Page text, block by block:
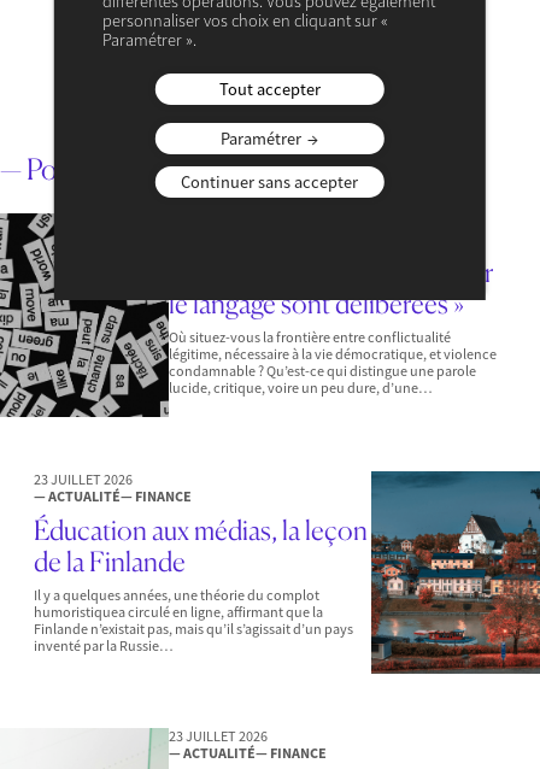
Olivier Pastré
Membre du Cercle des économistes
VOIR SON PROFIL
— Pour aller plus loin
« Aujourd’hui, les atteintes par
le langage sont délibérées »
Où situez-vous la frontière entre conflictualité
légitime, nécessaire à la vie démocratique, et violence
condamnable ? Qu’est-ce qui distingue une parole
lucide, critique, voire un peu dure, d’une…
23 JUILLET 2026
— ACTUALITÉ— FINANCE
Éducation aux médias, la leçon
de la Finlande
Il y a quelques années, une théorie du complot
humoristiquea circulé en ligne, affirmant que la
Finlande n’existait pas, mais qu’il s’agissait d’un pays
inventé par la Russie…
23 JUILLET 2026
— ACTUALITÉ— FINANCE
personnaliser vos choix en cliquant sur «
Paramétrer ».
Tout accepter
Paramétrer
Continuer sans accepter